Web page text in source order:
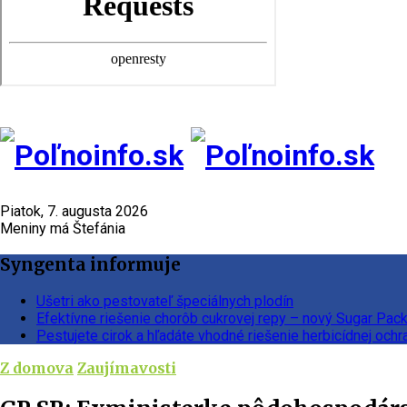
Piatok, 7. augusta 2026
Meniny má Štefánia
Syngenta informuje
Ušetri ako pestovateľ špeciálnych plodín
Efektívne riešenie chorôb cukrovej repy – nový Sugar Pack
Pestujete cirok a hľadáte vhodné riešenie herbicídnej
Z domova Zaujímavosti